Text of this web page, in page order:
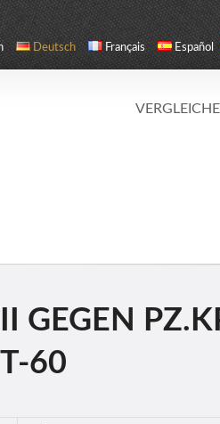
Deutsch Français Español
GEGEN
T-60